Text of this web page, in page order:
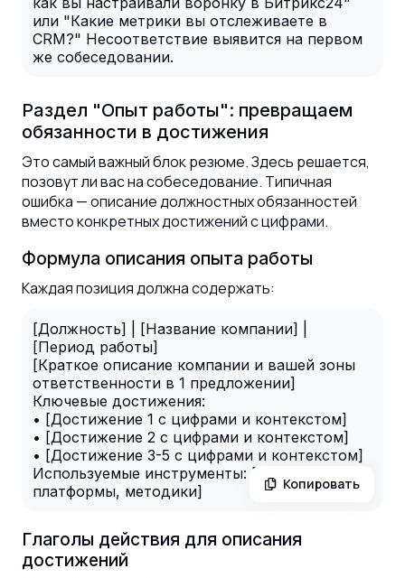
или "Какие метрики вы отслеживаете в
CRM?" Несоответствие выявится на первом
же собеседовании.
Раздел "Опыт работы": превращаем
обязанности в достижения
Это самый важный блок резюме. Здесь решается,
позовут ли вас на собеседование. Типичная
ошибка — описание должностных обязанностей
вместо конкретных достижений с цифрами.
Формула описания опыта работы
Каждая позиция должна содержать:
[Должность] | [Название компании] |
[Период работы]
[Краткое описание компании и вашей зоны
ответственности в 1 предложении]
Ключевые достижения:
• [Достижение 1 с цифрами и контекстом]
• [Достижение 2 с цифрами и контекстом]
• [Достижение 3-5 с цифрами и контекстом]
Используемые инструменты: [CRM,
платформы, методики]
Копировать
Глаголы действия для описания
достижений